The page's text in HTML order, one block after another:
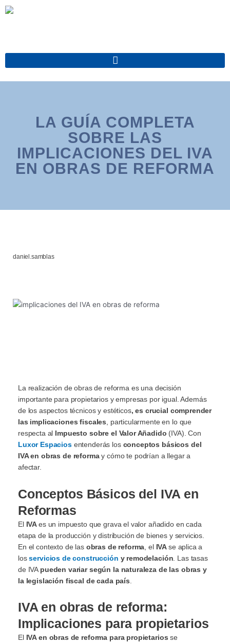
LA GUÍA COMPLETA
SOBRE LAS
IMPLICACIONES DEL IVA
EN OBRAS DE REFORMA
daniel.samblas
La realización de obras de reforma es una decisión
importante para propietarios y empresas por igual. Además
de los aspectos técnicos y estéticos, es crucial comprender
las implicaciones fiscales , particularmente en lo que
respecta al Impuesto sobre el Valor Añadido (IVA). Con
Luxor Espaciosentenderás losconceptos básicos del
IVA en obras de reformay cómo te podrían a llegar a
afectar.
Conceptos Básicos del IVA en
Reformas
El IVAes un impuesto que grava el valor añadido en cada
etapa de la producción y distribución de bienes y servicios.
En el contexto de las obras de reforma , el IVAse aplica a
losservicios de construcción y remodelación . Las tasas
de IVA pueden variar según la naturaleza de las obras y
la legislación fiscal de cada país
IVA en obras de reforma:
Implicaciones para propietarios
El IVA en obras de reforma para propietarios se